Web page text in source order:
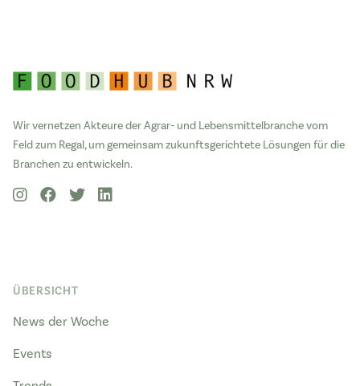
Wir vernetzen Akteure der Agrar- und Lebensmittelbranche vom
Feld zum Regal, um gemeinsam zukunftsgerichtete Lösungen für die
Branchen zu entwickeln.
ÜBERSICHT
News der Woche
Events